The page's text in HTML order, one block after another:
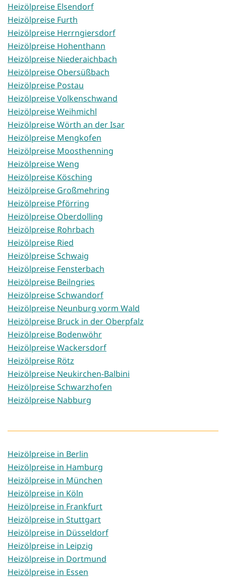
Heizölpreise Elsendorf
Heizölpreise Furth
Heizölpreise Herrngiersdorf
Heizölpreise Hohenthann
Heizölpreise Niederaichbach
Heizölpreise Obersüßbach
Heizölpreise Postau
Heizölpreise Volkenschwand
Heizölpreise Weihmichl
Heizölpreise Wörth an der Isar
Heizölpreise Mengkofen
Heizölpreise Moosthenning
Heizölpreise Weng
Heizölpreise Kösching
Heizölpreise Großmehring
Heizölpreise Pförring
Heizölpreise Oberdolling
Heizölpreise Rohrbach
Heizölpreise Ried
Heizölpreise Schwaig
Heizölpreise Fensterbach
Heizölpreise Beilngries
Heizölpreise Schwandorf
Heizölpreise Neunburg vorm Wald
Heizölpreise Bruck in der Oberpfalz
Heizölpreise Bodenwöhr
Heizölpreise Wackersdorf
Heizölpreise Rötz
Heizölpreise Neukirchen-Balbini
Heizölpreise Schwarzhofen
Heizölpreise Nabburg
Heizölpreise in Berlin
Heizölpreise in Hamburg
Heizölpreise in München
Heizölpreise in Köln
Heizölpreise in Frankfurt
Heizölpreise in Stuttgart
Heizölpreise in Düsseldorf
Heizölpreise in Leipzig
Heizölpreise in Dortmund
Heizölpreise in Essen